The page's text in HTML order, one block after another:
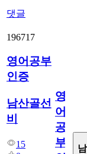
댓글
196717
영어공부
인증
남산골선
비
15
영
어
공
부